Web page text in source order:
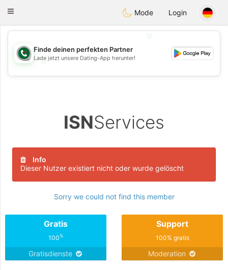
Weshrak
Toggle
Mode Login
💖
💕
Finde deinen perfekten Partner
Lade jetzt unsere Dating-App herunter!
ISNServices
Info
Dieser Nutzer existiert nicht oder wurde gelöscht
Sorry we could not find this member
Gratis
100%
Gratisdienste
Support
100% gratis
Moderation